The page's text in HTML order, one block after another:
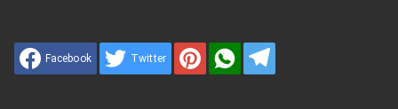
Facebook Twitter